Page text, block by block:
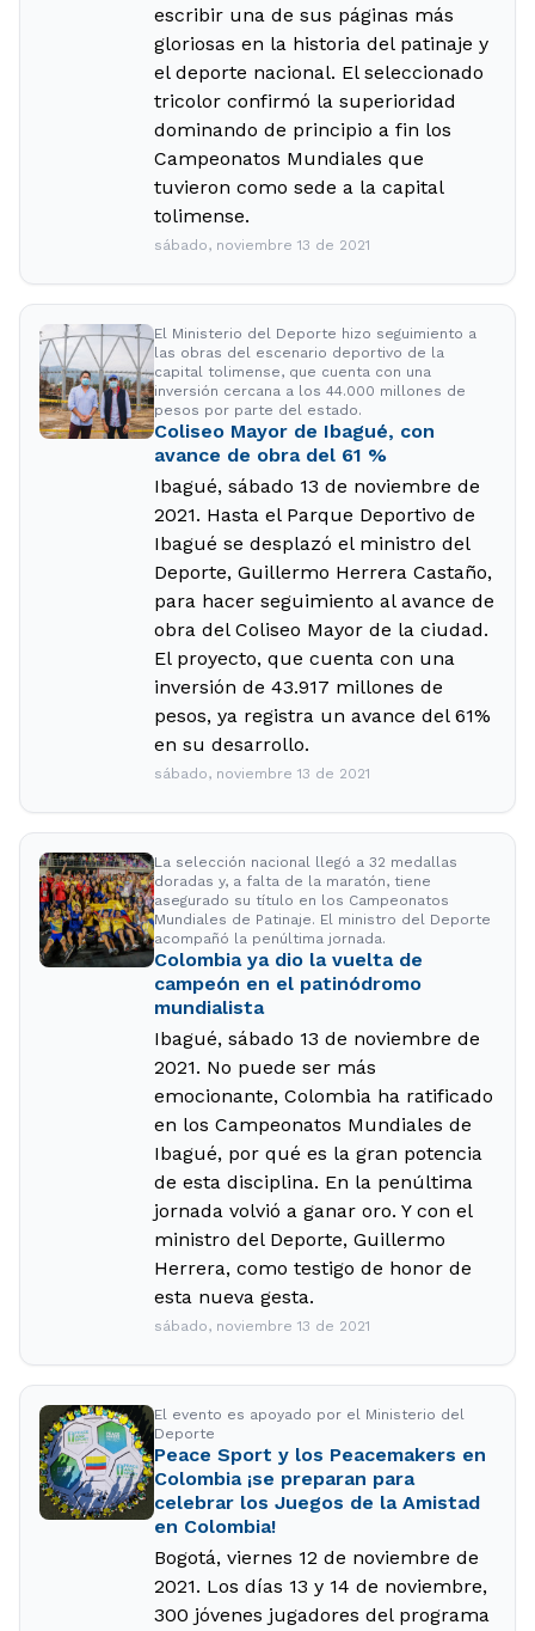
escribir una de sus páginas más
gloriosas en la historia del patinaje y
el deporte nacional. El seleccionado
tricolor confirmó la superioridad
dominando de principio a fin los
Campeonatos Mundiales que
tuvieron como sede a la capital
tolimense.
sábado, noviembre 13 de 2021
El Ministerio del Deporte hizo seguimiento a
las obras del escenario deportivo de la
capital tolimense, que cuenta con una
inversión cercana a los 44.000 millones de
pesos por parte del estado.
Coliseo Mayor de Ibagué, con
avance de obra del 61 %
Ibagué, sábado 13 de noviembre de
2021. Hasta el Parque Deportivo de
Ibagué se desplazó el ministro del
Deporte, Guillermo Herrera Castaño,
para hacer seguimiento al avance de
obra del Coliseo Mayor de la ciudad.
El proyecto, que cuenta con una
inversión de 43.917 millones de
pesos, ya registra un avance del 61%
en su desarrollo.
sábado, noviembre 13 de 2021
La selección nacional llegó a 32 medallas
doradas y, a falta de la maratón, tiene
asegurado su título en los Campeonatos
Mundiales de Patinaje. El ministro del Deporte
acompañó la penúltima jornada.
Colombia ya dio la vuelta de
campeón en el patinódromo
mundialista
Ibagué, sábado 13 de noviembre de
2021. No puede ser más
emocionante, Colombia ha ratificado
en los Campeonatos Mundiales de
Ibagué, por qué es la gran potencia
de esta disciplina. En la penúltima
jornada volvió a ganar oro. Y con el
ministro del Deporte, Guillermo
Herrera, como testigo de honor de
esta nueva gesta.
sábado, noviembre 13 de 2021
El evento es apoyado por el Ministerio del
Deporte
Peace Sport y los Peacemakers en
Colombia ¡se preparan para
celebrar los Juegos de la Amistad
en Colombia!
Bogotá, viernes 12 de noviembre de
2021. Los días 13 y 14 de noviembre,
300 jóvenes jugadores del programa